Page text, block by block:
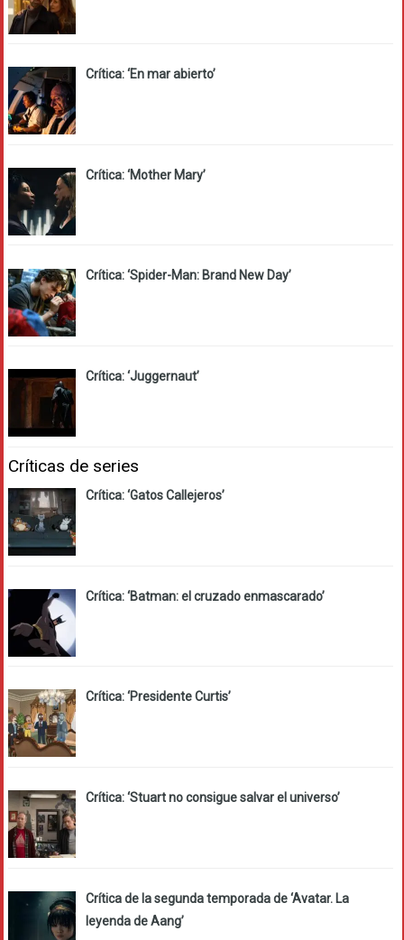
Crítica: ‘En mar abierto’
Crítica: ‘Mother Mary’
Crítica: ‘Spider-Man: Brand New Day’
Crítica: ‘Juggernaut’
Críticas de series
Crítica: ‘Gatos Callejeros’
Crítica: ‘Batman: el cruzado enmascarado’
Crítica: ‘Presidente Curtis’
Crítica: ‘Stuart no consigue salvar el universo’
Crítica de la segunda temporada de ‘Avatar. La
leyenda de Aang’